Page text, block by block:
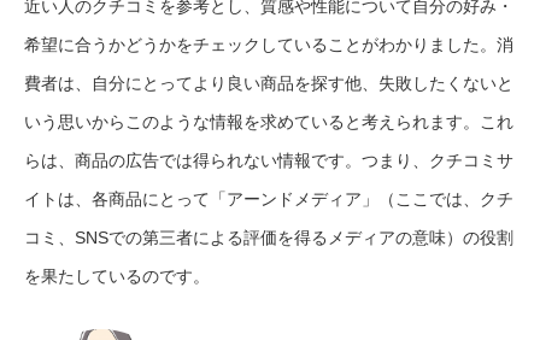
近い人のクチコミを参考とし、質感や性能について自分の好み・
希望に合うかどうかをチェックしていることがわかりました。消
費者は、自分にとってより良い商品を探す他、失敗したくないと
いう思いからこのような情報を求めていると考えられます。これ
らは、商品の広告では得られない情報です。つまり、クチコミサ
イトは、各商品にとって「アーンドメディア」（ここでは、クチ
コミ、SNSでの第三者による評価を得るメディアの意味）の役割
を果たしているのです。